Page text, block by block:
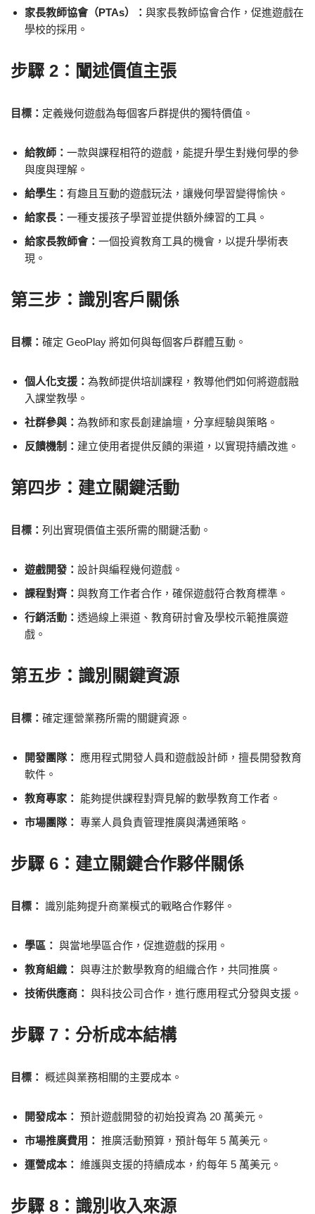
家長教師協會（PTAs）： 與家長教師協會合作，促進遊戲在
學校的採用。
步驟 2：闡述價值主張
目標： 定義幾何遊戲為每個客戶群提供的獨特價值。
給教師： 一款與課程相符的遊戲，能提升學生對幾何學的參
與度與理解。
給學生： 有趣且互動的遊戲玩法，讓幾何學習變得愉快。
給家長： 一種支援孩子學習並提供額外練習的工具。
給家長教師會： 一個投資教育工具的機會，以提升學術表
現。
第三步：識別客戶關係
目標： 確定 GeoPlay 將如何與每個客戶群體互動。
個人化支援： 為教師提供培訓課程，教導他們如何將遊戲融
入課堂教學。
社群參與： 為教師和家長創建論壇，分享經驗與策略。
反饋機制： 建立使用者提供反饋的渠道，以實現持續改進。
第四步：建立關鍵活動
目標： 列出實現價值主張所需的關鍵活動。
遊戲開發： 設計與編程幾何遊戲。
課程對齊： 與教育工作者合作，確保遊戲符合教育標準。
行銷活動： 透過線上渠道、教育研討會及學校示範推廣遊
戲。
第五步：識別關鍵資源
目標： 確定運營業務所需的關鍵資源。
開發團隊： 應用程式開發人員和遊戲設計師，擅長開發教育
軟件。
教育專家： 能夠提供課程對齊見解的數學教育工作者。
市場團隊： 專業人員負責管理推廣與溝通策略。
步驟 6：建立關鍵合作夥伴關係
目標： 識別能夠提升商業模式的戰略合作夥伴。
學區： 與當地學區合作，促進遊戲的採用。
教育組織： 與專注於數學教育的組織合作，共同推廣。
技術供應商： 與科技公司合作，進行應用程式分發與支援。
步驟 7：分析成本結構
目標： 概述與業務相關的主要成本。
開發成本： 預計遊戲開發的初始投資為 20 萬美元。
市場推廣費用： 推廣活動預算，預計每年 5 萬美元。
運營成本： 維護與支援的持續成本，約每年 5 萬美元。
步驟 8：識別收入來源